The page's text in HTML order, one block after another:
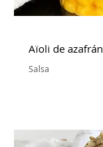
Aïoli de azafrán
Salsa